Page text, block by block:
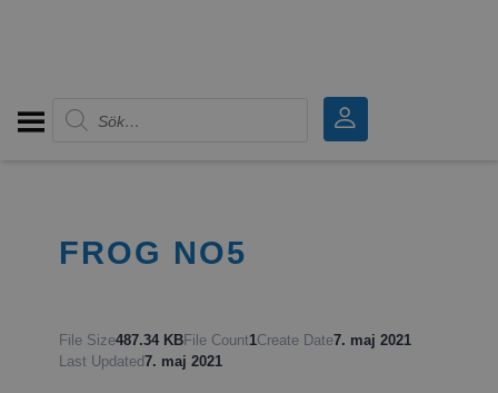
Produktsökning
FROG NO5
File Size487.34 KBFile Count1Create Date7. maj 2021
Last Updated7. maj 2021